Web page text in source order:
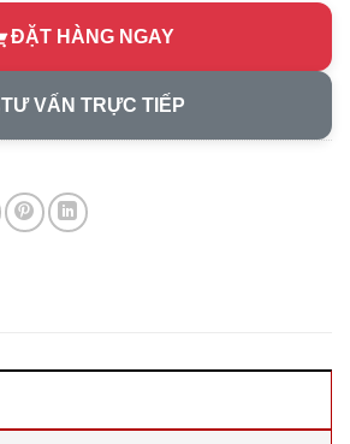
ĐẶT HÀNG NGAY
TƯ VẤN TRỰC TIẾP